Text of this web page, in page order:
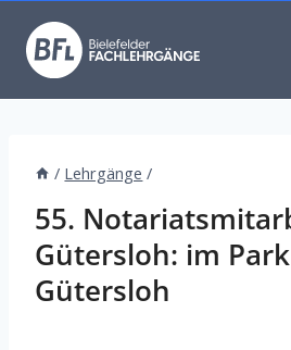
Inhalt
springen
/ Lehrgänge /
55.
Gütersloh: im
Gütersloh